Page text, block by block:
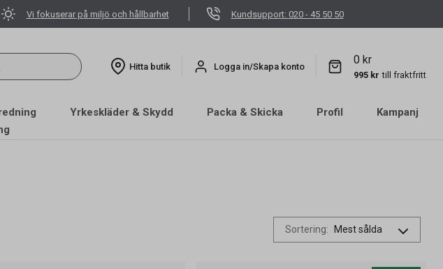
Vi fokuserar på miljö och hållbarhet Kundsupport: 020 - 45 50 50
Hitta butik Logga in/Skapa konto
0 kr
995 kr till fraktfritt
Yrkeskläder & Skydd Packa & Skicka Profil
Kampanj
Sortering: